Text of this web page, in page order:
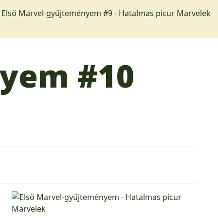
Első Marvel-gyűjteményem #9 - Hatalmas picur Marvelek
#10